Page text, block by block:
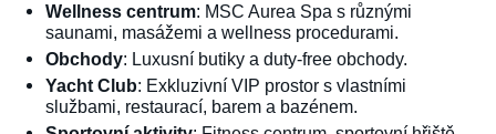
Wellness centrum: MSC Aurea Spa s různými
saunami, masážemi a wellness procedurami.
Obchody: Luxusní butiky a duty-free obchody.
Yacht Club: Exkluzivní VIP prostor s vlastními
službami, restaurací, barem a bazénem.